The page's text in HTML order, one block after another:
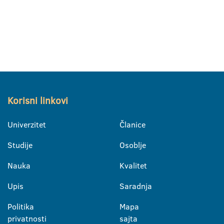
Korisni linkovi
Univerzitet
Studije
Nauka
Upis
Politika
privatnosti
Članice
Osoblje
Kvalitet
Saradnja
Mapa
sajta